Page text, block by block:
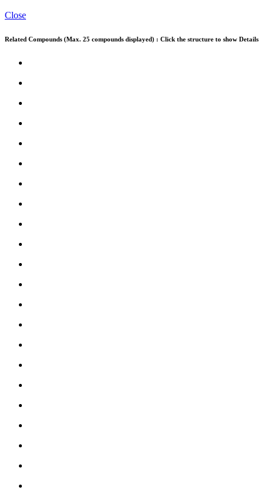
Close
Related Compounds (Max. 25 compounds displayed) : Click the structure to show Details